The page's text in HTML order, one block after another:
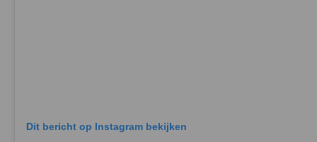
Dit bericht op Instagram bekijken